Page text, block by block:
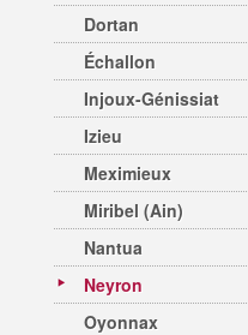
Dortan
Échallon
Injoux-Génissiat
Izieu
Meximieux
Miribel (Ain)
Nantua
Neyron
Oyonnax